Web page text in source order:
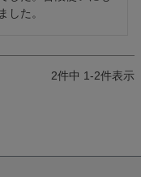
2件中 1-2件表示